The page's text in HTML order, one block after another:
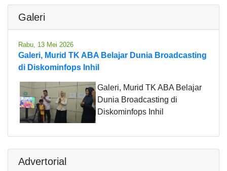
Galeri
Rabu, 13 Mei 2026
Galeri, Murid TK ABA Belajar Dunia Broadcasting
di Diskominfops Inhil
Galeri, Murid TK ABA Belajar
Dunia Broadcasting di
Diskominfops Inhil
Advertorial